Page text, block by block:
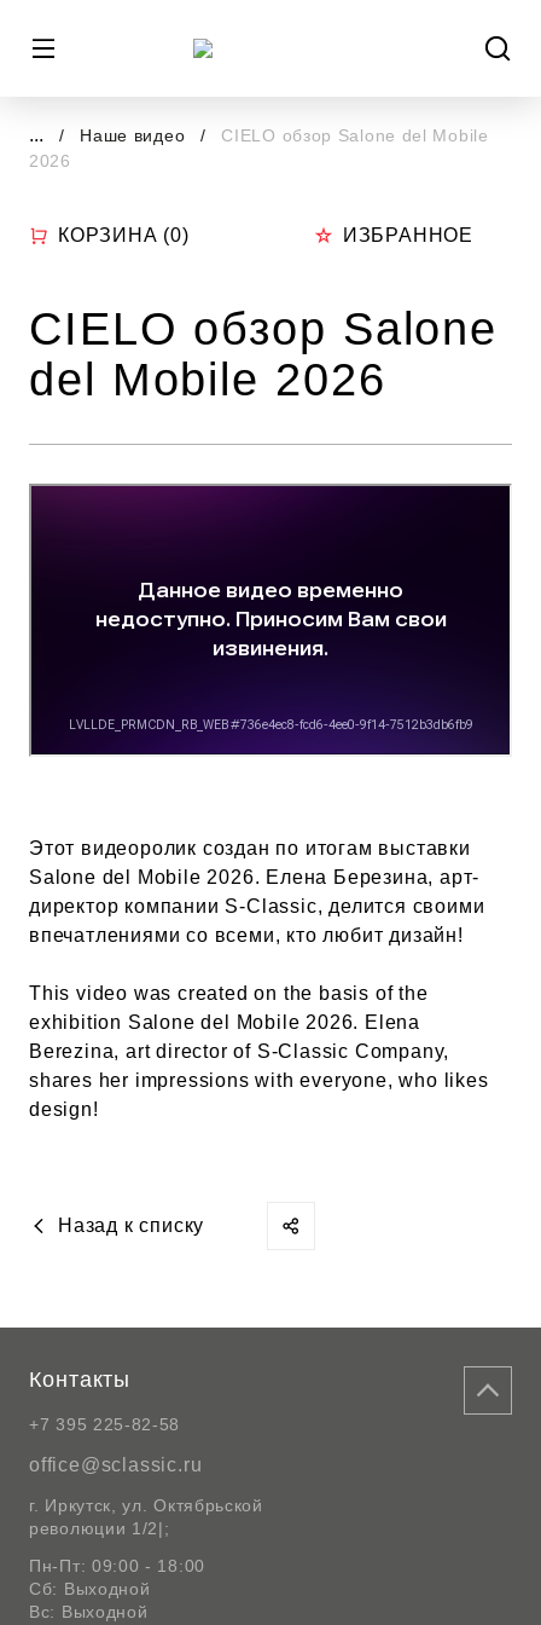
... Наше видео
CIELO обзор Salone del Mobile
2026
КОРЗИНА (0) ИЗБРАННОЕ
CIELO обзор Salone
del Mobile 2026
Этот видеоролик создан по итогам выставки
Salone del Mobile 2026. Елена Березина, арт-
директор компании S-Classic, делится своими
впечатлениями со всеми, кто любит дизайн!
This video was created on the basis of the
exhibition Salone del Mobile 2026. Elena
Berezina, art director of S-Classic Company,
shares her impressions with everyone, who likes
design!
Назад к списку
Контакты
+7 395 225-82-58
office@sclassic.ru
г. Иркутск, ул. Октябрьской
революции 1/2|;
Пн-Пт: 09:00 - 18:00
Сб: Выходной
Вс: Выходной